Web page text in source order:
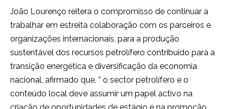
João Lourenço reitera o compromisso de continuar a
trabalhar em estreita colaboração com os parceiros e
organizações internacionais, para a produção
sustentável dos recursos petrolífero contribuído para a
transição energética e diversificação da economia
nacional, afirmado que, ” o sector petrolífero e o
conteúdo local deve assumir um papel activo na